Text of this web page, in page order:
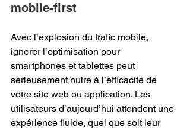
mobile-first
Avec l’explosion du trafic mobile,
ignorer l’optimisation pour
smartphones et tablettes peut
sérieusement nuire à l’efficacité de
votre site web ou application. Les
utilisateurs d’aujourd’hui attendent une
expérience fluide, quel que soit leur